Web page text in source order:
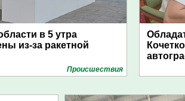
в 5 утра
из-за ракетной
Проиcшествия